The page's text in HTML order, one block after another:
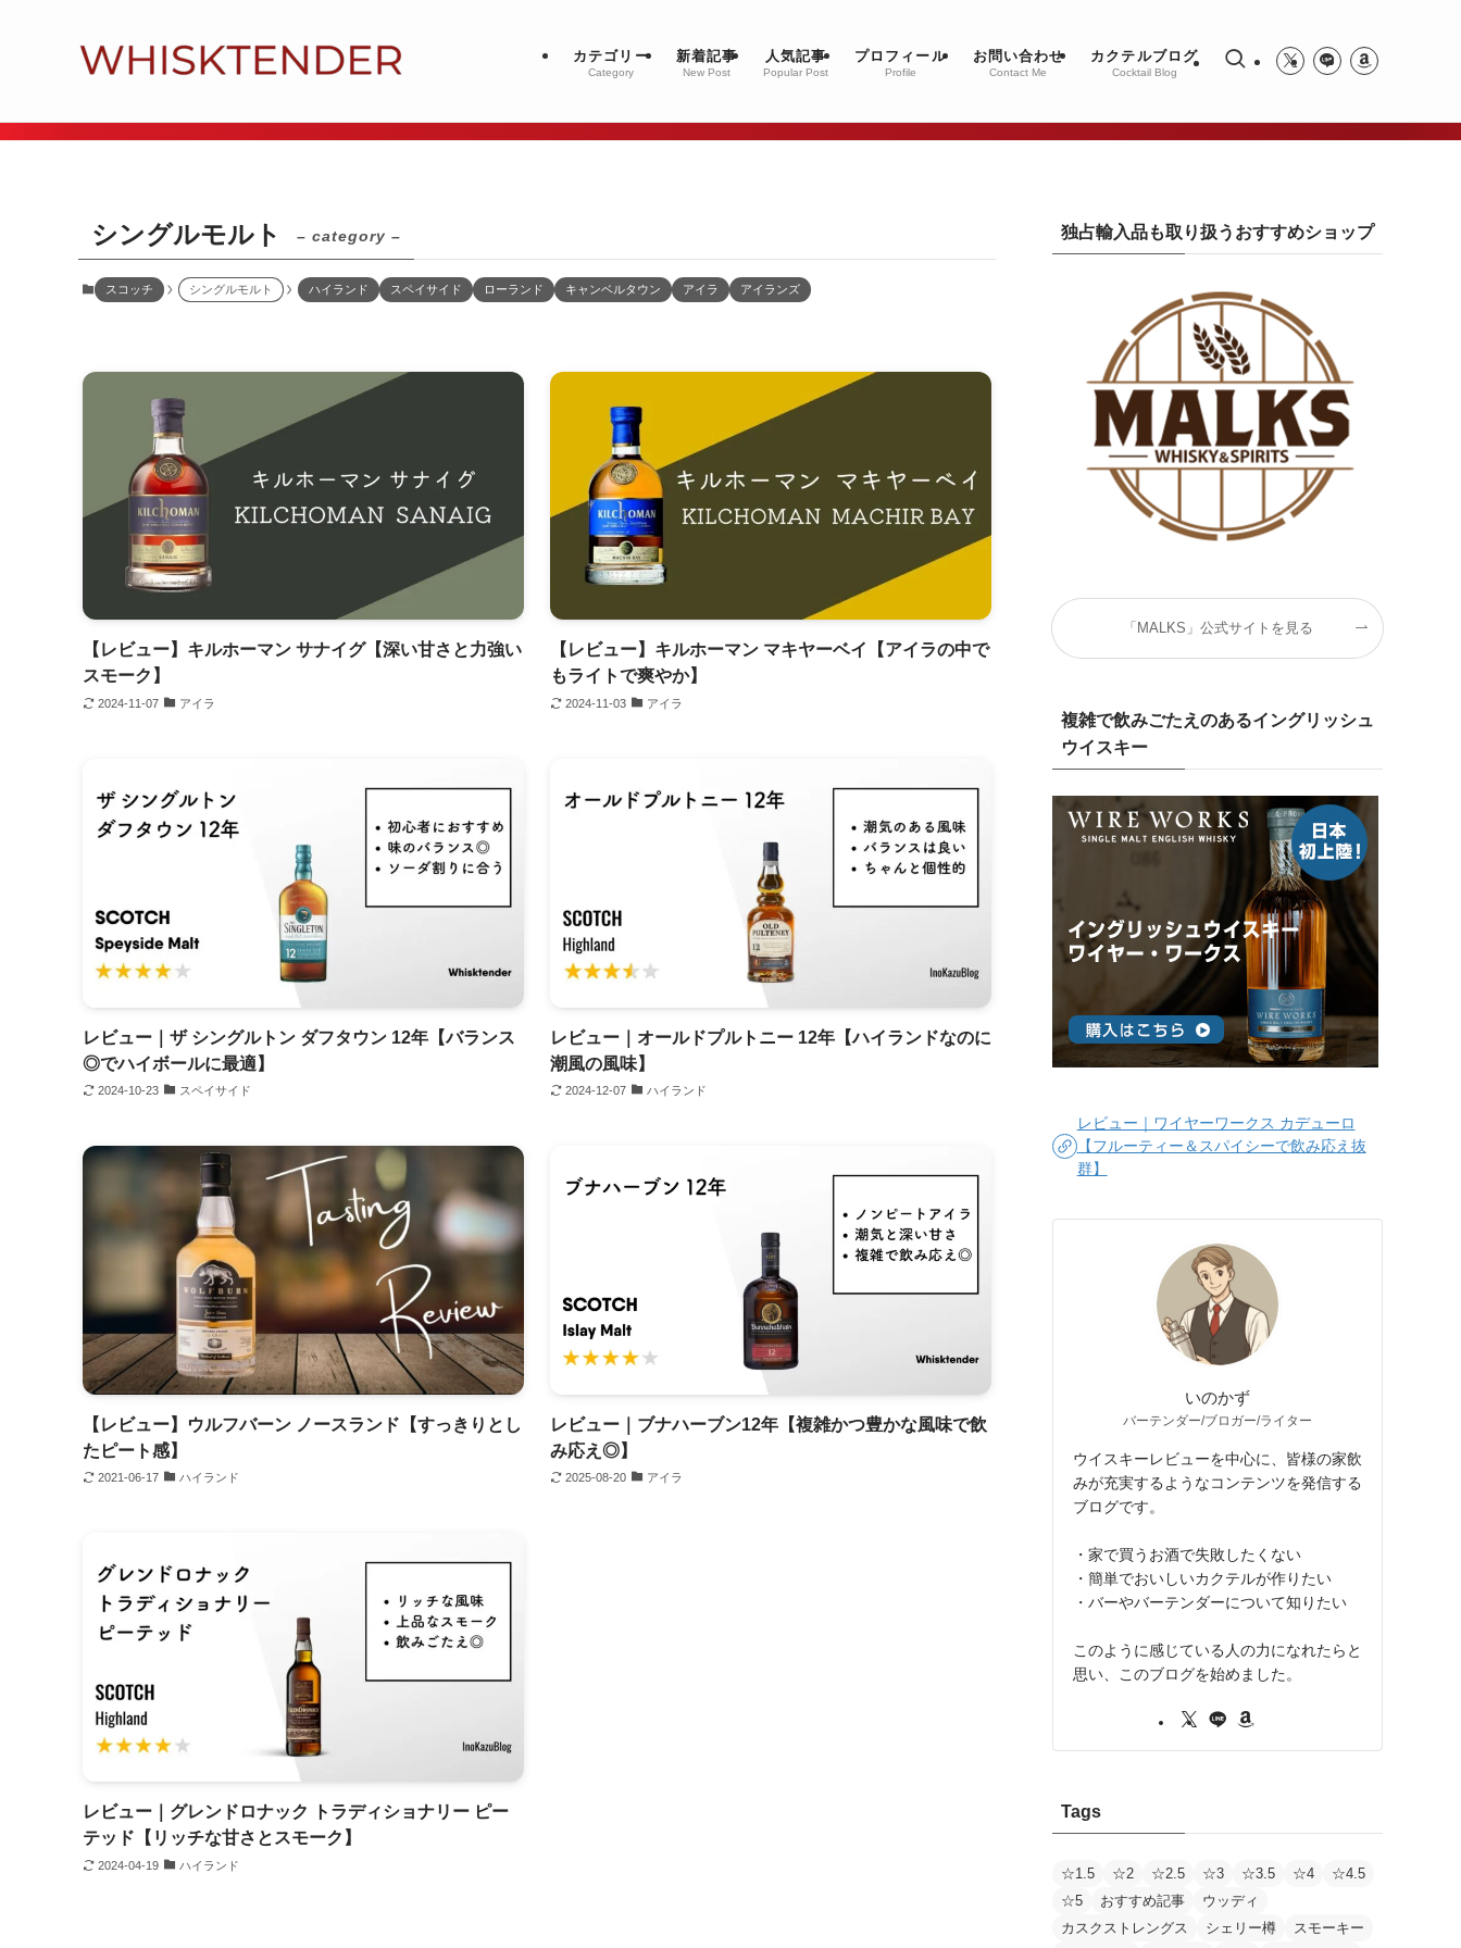
カテゴリー
Category
新着記事
New Post
人気記事
Popular Post
プロフィール
Profile
お問い合わせ
Contact Me
カクテルブログ
Cocktail Blog
シングルモルト – category –
スコッチ シングルモルト ハイランド スペイサイド ローランド キャンベルタウン アイラ アイランズ
【レビュー】キルホーマン サナイグ【深い甘さと力強い
スモーク】
2024-11-07 アイラ
【レビュー】キルホーマン マキヤーベイ【アイラの中で
もライトで爽やか】
2024-11-03 アイラ
レビュー｜ザ シングルトン ダフタウン 12年【バランス
◎でハイボールに最適】
2024-10-23 スペイサイド
レビュー｜オールドプルトニー 12年【ハイランドなのに
潮風の風味】
2024-12-07 ハイランド
【レビュー】ウルフバーン ノースランド【すっきりとし
たピート感】
2021-06-17 ハイランド
レビュー｜ブナハーブン12年【複雑かつ豊かな風味で飲
み応え◎】
2025-08-20 アイラ
レビュー｜グレンドロナック トラディショナリー ピー
テッド【リッチな甘さとスモーク】
2024-04-19 ハイランド
独占輸入品も取り扱うおすすめショップ
「MALKS」公式サイトを見る
複雑で飲みごたえのあるイングリッシュ
ウイスキー
レビュー｜ワイヤーワークス カデューロ
【フルーティー＆スパイシーで飲み応え抜
群】
いのかず
バーテンダー/ブロガー/ライター
ウイスキーレビューを中心に、皆様の家飲
みが充実するようなコンテンツを発信する
ブログです。
・家で買うお酒で失敗したくない
・簡単でおいしいカクテルが作りたい
・バーやバーテンダーについて知りたい
このように感じている人の力になれたらと
思い、このブログを始めました。
Tags
☆1.5 ☆2 ☆2.5 ☆3 ☆3.5 ☆4
☆4.5
☆5
おすすめ記事
ウッディ
カスクストレングス
シェリー樽
スモーキー